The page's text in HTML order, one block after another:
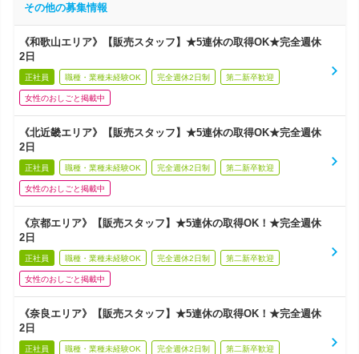
その他の募集情報
《和歌山エリア》【販売スタッフ】★5連休の取得OK★完全週休
2日
正社員 職種・業種未経験OK 完全週休2日制 第二新卒歓迎
女性のおしごと掲載中
《北近畿エリア》【販売スタッフ】★5連休の取得OK★完全週休
2日
正社員 職種・業種未経験OK 完全週休2日制 第二新卒歓迎
女性のおしごと掲載中
《京都エリア》【販売スタッフ】★5連休の取得OK！★完全週休
2日
正社員 職種・業種未経験OK 完全週休2日制 第二新卒歓迎
女性のおしごと掲載中
《奈良エリア》【販売スタッフ】★5連休の取得OK！★完全週休
2日
正社員 職種・業種未経験OK 完全週休2日制 第二新卒歓迎